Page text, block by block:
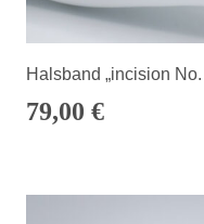
Halsband „incision
79,00 €